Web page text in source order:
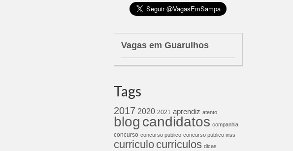
Vagas em Guarulhos
Tags
2017 2020 2021 aprendiz atento
blog candidatos companhia
concurso concurso publico concurso publico inss
curriculo curriculos dicas